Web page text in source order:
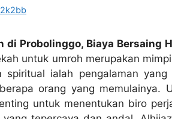
di Probolinggo, Biaya Bersaing
untuk umroh merupakan
spiritual ialah pengalaman
orang yang memulainya.
untuk menentukan biro